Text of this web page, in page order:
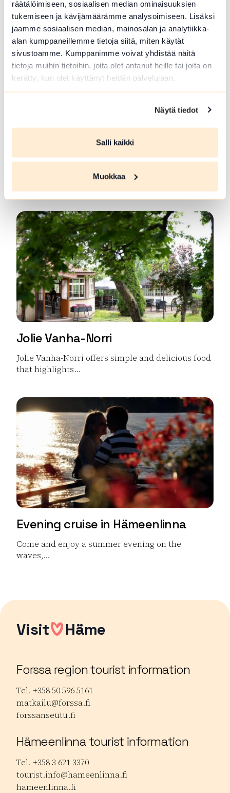
räätälöimiseen, sosiaalisen median ominaisuuksien
tukemiseen ja kävijämäärämme analysoimiseen. Lisäksi
jaamme sosiaalisen median, mainosalan ja analytiikka-
alan kumppaneillemme tietoja siitä, miten käytät
sivustoamme. Kumppanimme voivat yhdistää näitä
tietoja muihin tietoihin, joita olet antanut heille tai joita on
kerätty, kun olet käyttänyt heidän palvelujaan.
Näytä tiedot
Salli kaikki
Muokkaa
Read more SFC Vantaan Talli Camping
Guided trips to Forrest and meals at campfire.
Read more Forest Guide in Loppi and Tammela
Jolie Vanha-Norri
Jolie Vanha-Norri offers simple and delicious food
that highlights...
Evening cruise in Hämeenlinna
Come and enjoy a summer evening on the
waves,...
Visit Häme
Forssa region tourist information
Tel. +358 50 596 5161
matkailu@forssa.fi
forssanseutu.fi
Hämeenlinna tourist information
Tel. +358 3 621 3370
tourist.info@hameenlinna.fi
hameenlinna.fi